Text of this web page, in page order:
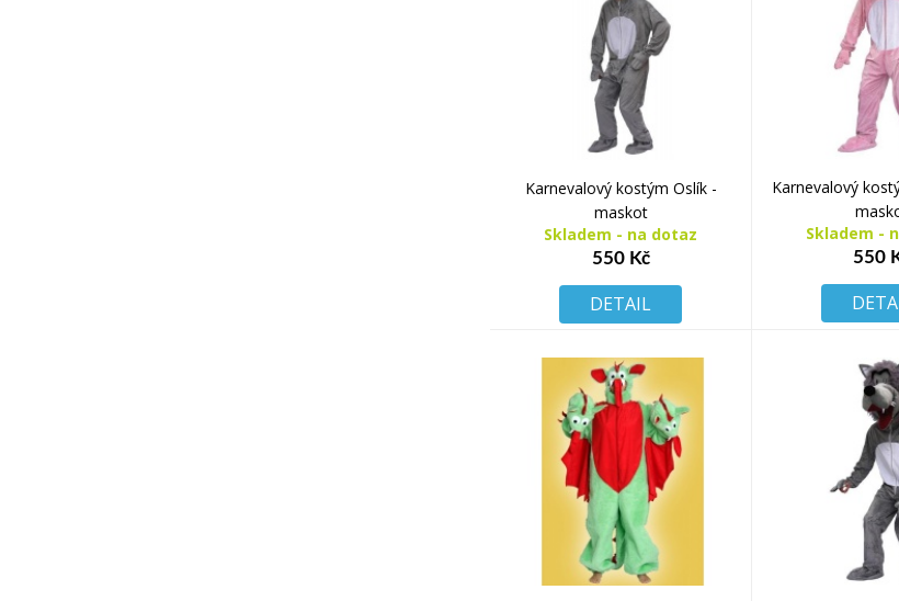
Karnevalový kostým Oslík -
maskot
Skladem - na dotaz
550 Kč
DETAIL
Karnevalový
Skladem -
550